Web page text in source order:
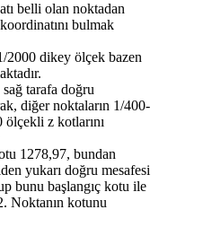
belli olan noktadan
bulmak
dikey ölçek bazen
tarafa doğru
diğer noktaların 1/400-
z kotlarını
1278,97, bundan
yukarı doğru mesafesi
bunu başlangıç kotu ile
Noktanın kotunu